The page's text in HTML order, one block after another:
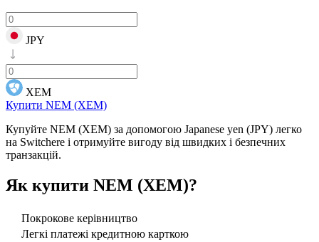
JPY
XEM
Купити NEM (XEM)
Купуйте NEM (XEM) за допомогою Japanese yen (JPY) легко
на Switchere і отримуйте вигоду від швидких і безпечних
транзакцій.
Як купити NEM (XEM)?
Покрокове керівництво
Легкі платежі кредитною карткою